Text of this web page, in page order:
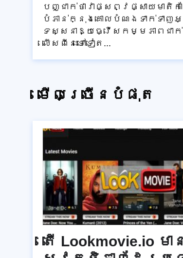
បញ្ជាក់ថាវាផ្សព្វផ្សាយមាតិកា
បំភាន់ក្នុងគោលបំណងទាក់ទាញ
ទស្សនាឱ្យធ្វើសកម្មភាពជាក់
លើសពីនេះទៅទៀត...
មើលច្រើនបំផុត
តើ Lookmovie.io មាន